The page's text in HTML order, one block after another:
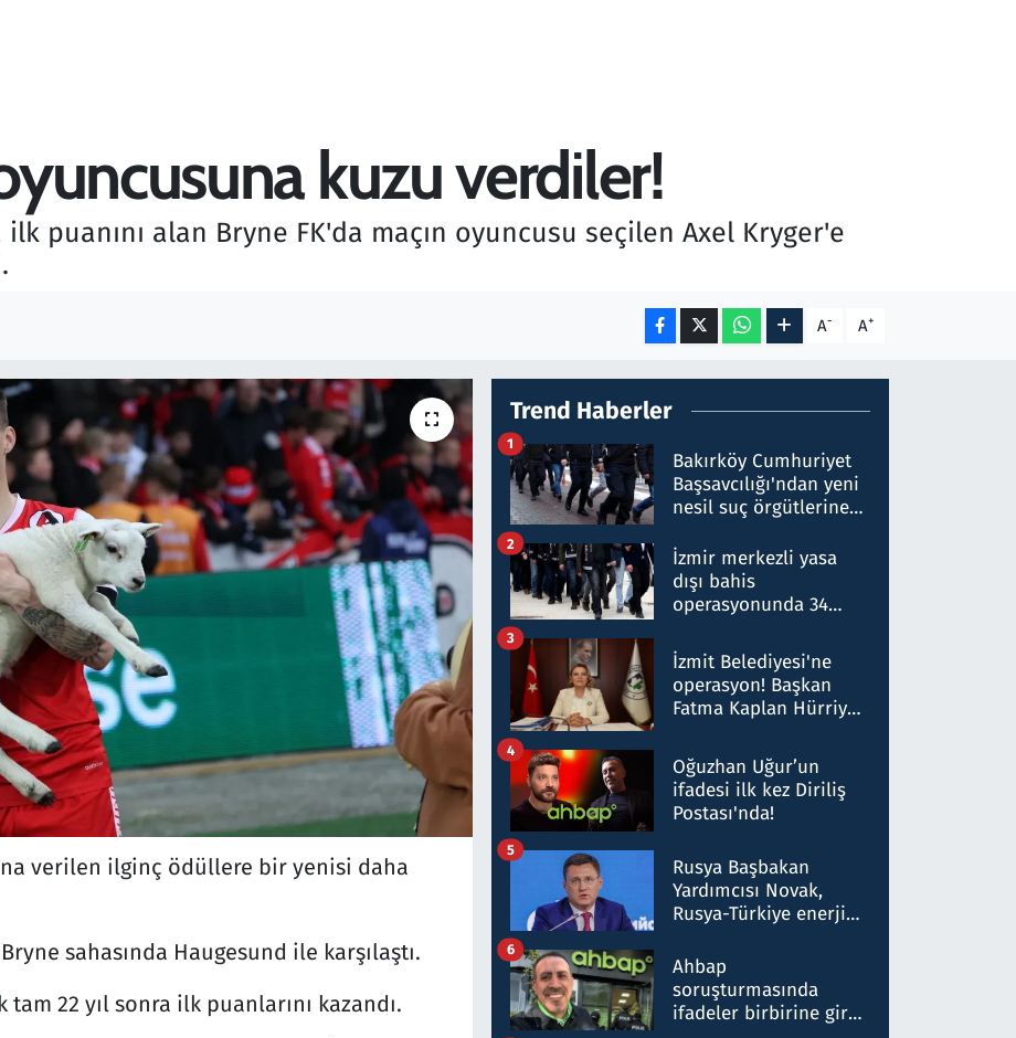
kuzu verdiler!
puanını alan Bryne FK'da maçın oyuncusu seçilen Axel Kryger'e
A- A+
verilen ilginç ödüllere bir yenisi daha
sahasında Haugesund ile karşılaştı.
22 yıl sonra ilk puanlarını kazandı.
Trend Haberler
Bakırköy Cumhuriyet
Başsavcılığı'ndan yeni
nesil suç örgütlerine
hakkında gözaltı kararı
1
İzmir merkezli yasa
dışı bahis
operasyonunda 34
Milyar liralık para
trafiği tespit edildi
2
İzmit Belediyesi'ne
operasyon! Başkan
Fatma Kaplan Hürriyet
3
Oğuzhan Uğur’un
ifadesi ilk kez Diriliş
Postası'nda!
4
Rusya Başbakan
Yardımcısı Novak,
Rusya-Türkiye enerji
nitelikte olduğunu
belirtti
5
Ahbap
soruşturmasında
ifadeler birbirine girdi:
6